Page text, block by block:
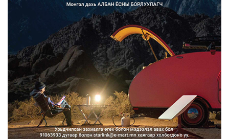
Монгол Улс COP17 бага хуралд 6.5
тэрбум ам.доллары...
2026/08/06
“Улаанбаатар трам” төсөл
хэрэгжсэнээр жилд 446...
2026/08/06